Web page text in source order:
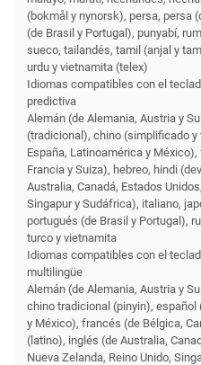
(bokmål y nynorsk), persa, persa
(de Brasil y Portugal), punyabí,
sueco, tailandés, tamil (anjal y
urdu y vietnamita (telex)
Idiomas compatibles con el
predictiva
Alemán (de Alemania, Austria y
(tradicional), chino (simplificado
España, Latinoamérica y
Francia y Suiza), hebreo, hindi
Australia, Canadá, Estados
Singapur y Sudáfrica), italiano,
portugués (de Brasil y Portugal),
turco y vietnamita
Idiomas compatibles con el
multilingüe
Alemán (de Alemania, Austria y
chino tradicional (pinyin), español
y México), francés (de Bélgica,
(latino), inglés (de Australia,
Nueva Zelanda, Reino Unido,